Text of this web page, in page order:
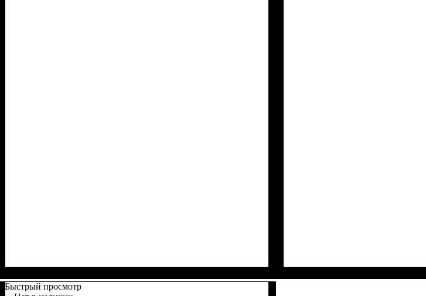
Быстрый просмотр